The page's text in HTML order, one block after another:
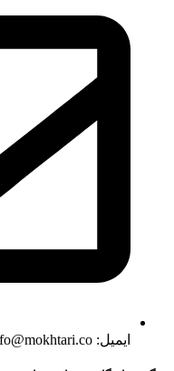
ایمیل: info@mokhtari.co